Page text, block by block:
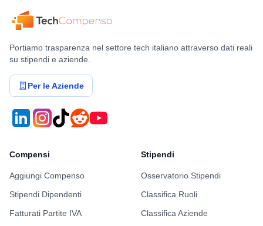
Portiamo trasparenza nel settore tech italiano attraverso dati reali
su stipendi e aziende.
Per le Aziende
Compensi
Aggiungi Compenso
Stipendi Dipendenti
Fatturati Partite IVA
Stipendi
Osservatorio Stipendi
Classifica Ruoli
Classifica Aziende